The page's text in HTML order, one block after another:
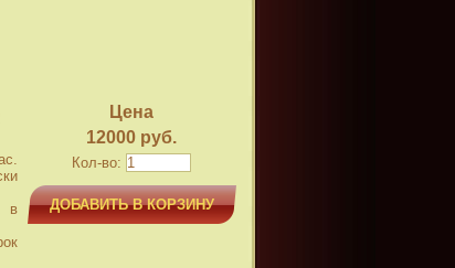
в
Цена
12000 руб.
Кол-во:
ДОБАВИТЬ В КОРЗИНУ